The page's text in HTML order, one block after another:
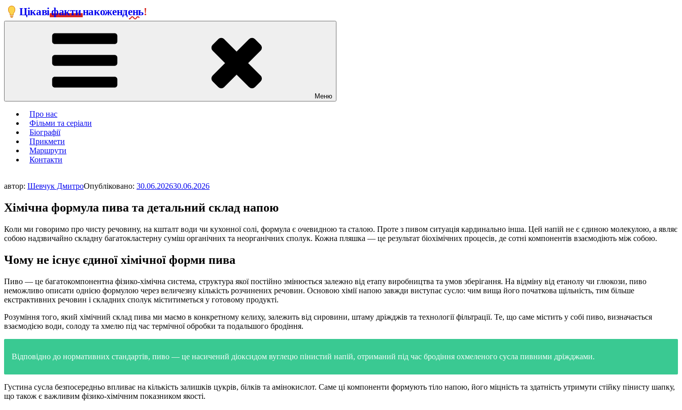
Перейти
до
Цікавіфактинакожендень!
Меню
Про нас
Фільми та серіали
Біографії
Прикмети
Маршрути
Контакти
автор: Шевчук ДмитроОпубліковано: 30.06.202630.06.2026
Хімічна формула пива та детальний склад напою
Коли ми говоримо про чисту речовину, на кшталт води чи кухонної солі, формула є очевидною та сталою. Проте з пивом ситуація кардинально інша. Цей напій не є єдиною молекулою, а являє
собою надзвичайно складну багатокластерну суміш органічних та неорганічних сполук. Кожна пляшка — це результат біохімічних процесів, де сотні компонентів взаємодіють між собою.
Чому не існує єдиної хімічної форми пива
Пиво — це багатокомпонентна фізико-хімічна система, структура якої постійно змінюється залежно від етапу виробництва та умов зберігання. На відміну від етанолу чи глюкози, пиво
неможливо описати однією формулою через величезну кількість розчинених речовин. Основою хімії напою завжди виступає сусло: чим вища його початкова щільність, тим більше
екстрактивних речовин і складних сполук міститиметься у готовому продукті.
Розуміння того, який хімічний склад пива ми маємо в конкретному келиху, залежить від сировини, штаму дріжджів та технології фільтрації. Те, що саме містить у собі пиво, визначається
взаємодією води, солоду та хмелю під час термічної обробки та подальшого бродіння.
Відповідно до нормативних стандартів, пиво — це насичений діоксидом вуглецю пінистий напій, отриманий під час бродіння охмеленого сусла пивними дріжджами.
Густина сусла безпосередньо впливає на кількість залишків цукрів, білків та амінокислот. Саме ці компоненти формують тіло напою, його міцність та здатність утримути стійку пінисту шапку,
що також є важливим фізико-хімічним показником якості.